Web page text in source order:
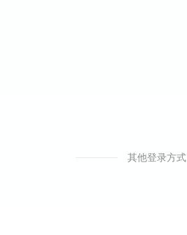
其他登录方式